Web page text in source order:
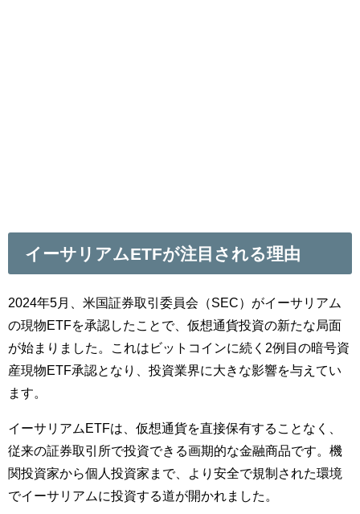
イーサリアムETFが注目される理由
2024年5月、米国証券取引委員会（SEC）がイーサリアム
の現物ETFを承認したことで、仮想通貨投資の新たな局面
が始まりました。これはビットコインに続く2例目の暗号資
産現物ETF承認となり、投資業界に大きな影響を与えてい
ます。
イーサリアムETFは、仮想通貨を直接保有することなく、
従来の証券取引所で投資できる画期的な金融商品です。機
関投資家から個人投資家まで、より安全で規制された環境
でイーサリアムに投資する道が開かれました。